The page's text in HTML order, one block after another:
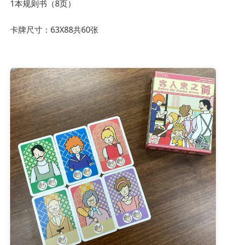
1本规则书（8页）
卡牌尺寸：63X88共60张